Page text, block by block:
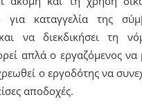
για καταγγελία της
να διεκδικήσει τη
απλά ο εργαζόμενος να
ο εργοδότης να
αποδοχές.